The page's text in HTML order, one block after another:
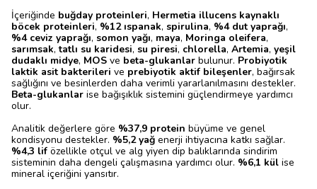
İçeriğinde buğday proteinleri, Hermetia illucens kaynaklı
böcek proteinleri, %12 ıspanak, spirulina, %4 dut yaprağı,
%4 ceviz yaprağı, somon yağı, maya, Moringa oleifera,
sarımsak,tatlı su karidesi, su piresi, chlorella, Artemia, yeşil
dudaklı midye, MOS ve beta-glukanlar bulunur. Probiyotik
laktik asit bakterileri ve prebiyotik aktif bileşenler, bağırsak
sağlığını ve besinlerden daha verimli yararlanılmasını destekler.
Beta-glukanlar ise bağışıklık sistemini güçlendirmeye yardımcı
olur.
Analitik değerlere göre %37,9 protein büyüme ve genel
kondisyonu destekler. %5,2 yağ enerji ihtiyacına katkı sağlar.
%4,3 lif özellikle otçul ve alg yiyen dip balıklarında sindirim
sisteminin daha dengeli çalışmasına yardımcı olur. %6,1 kül ise
mineral içeriğini yansıtır.